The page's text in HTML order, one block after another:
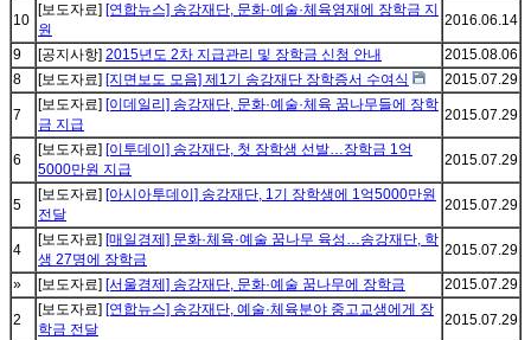
10
[보도자료] [연합뉴스] 송강재단, 문화·예술·체육영재에 장학금 지
원
2016.06.14
9 [공지사항] 2015년도 2차 지급관리 및 장학금 신청 안내
2015.08.06
8
[보도자료] [지면보도 모음] 제1기 송강재단 장학증서 수여식 2015.07.29
7
[보도자료] [이데일리] 송강재단, 문화·예술·체육 꿈나무들에 장학
금 지급
2015.07.29
6
[보도자료] [이투데이] 송강재단, 첫 장학생 선발…장학금 1억
5000만원 지급
2015.07.29
5
[보도자료] [아시아투데이] 송강재단, 1기 장학생에 1억5000만원
전달
2015.07.29
4
[보도자료] [매일경제] 문화·체육·예술 꿈나무 육성…송강재단, 학
생 27명에 장학금
2015.07.29
» [보도자료] [서울경제] 송강재단, 문화·예술 꿈나무에 장학금 2015.07.29
2
[보도자료] [연합뉴스] 송강재단, 예술·체육분야 중고교생에게 장
학금 전달
2015.07.29